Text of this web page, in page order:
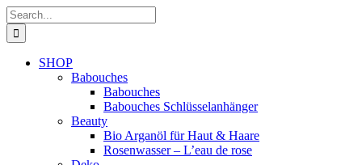
Skip
to
content
Search
for:
SHOP
Babouches
Babouches
Babouches Schlüsselanhänger
Beauty
Bio Arganöl für Haut & Haare
Rosenwasser – L’eau de rose